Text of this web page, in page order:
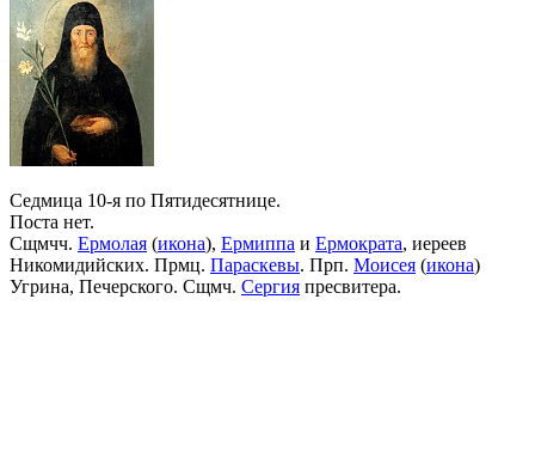
Седмица 10-я по Пятидесятнице.
Поста нет.
Сщмчч. Ермолая (икона), Ермиппа и Ермократа, иереев
Никомидийских. Прмц. Параскевы. Прп. Моисея (икона)
Угрина, Печерского. Сщмч. Сергия пресвитера.